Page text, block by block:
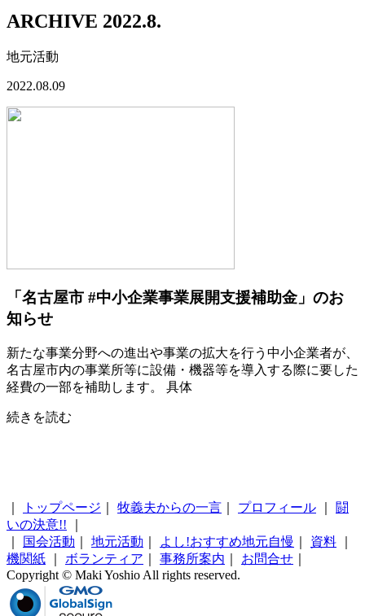
ARCHIVE 2022.8.
地元活動
2022.08.09
「名古屋市 #中小企業事業展開支援補助金」のお
知らせ
新たな事業分野への進出や事業の拡大を行う中小企業者が、
名古屋市内の事業所等に設備・機器等を導入する際に要した
経費の一部を補助します。 具体
続きを読む
トップページ 牧義夫からの一言 プロフィール
闘
いの決意!!
国会活動 地元活動 よし!おすすめ地元自慢 資料
機関紙
ボランティア 事務所案内 お問合せ
Copyright © Maki Yoshio All rights reserved.